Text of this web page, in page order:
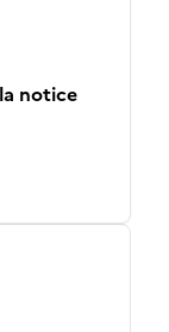
notice